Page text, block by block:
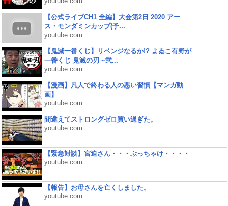
【公式ライブCH1 全編】大会第2日 2020 アー
ス・モンダミンカップ(予...
youtube.com
【鬼滅一番くじ】リベンジなるか!? よゐこ有野が
一番くじ 鬼滅の刃 ~弐...
youtube.com
【漫画】凡人で終わる人の悪い習慣【マンガ動
画】
youtube.com
間違えてストロングゼロ買い過ぎた。
youtube.com
【緊急対談】宮迫さん・・・ぶっちゃけ・・・・
youtube.com
【報告】お母さんを亡くしました。
youtube.com